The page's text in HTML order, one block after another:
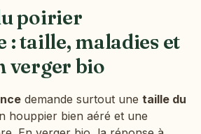
poirier
: taille, maladies et
verger bio
demande surtout une taille du
houppier bien aéré et une